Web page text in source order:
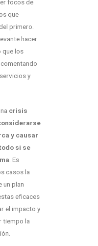
focos de
que
primero.
hacer
que los
y
crisis
y causar
si se
. Es
casos la
un plan
eficaces
el impacto y
tiempo la